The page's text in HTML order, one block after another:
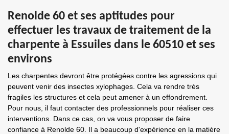
Renolde 60 et ses aptitudes pour
effectuer les travaux de traitement de la
charpente à Essuiles dans le 60510 et ses
environs
Les charpentes devront être protégées contre les agressions qui
peuvent venir des insectes xylophages. Cela va rendre très
fragiles les structures et cela peut amener à un effondrement.
Pour nous, il faut contacter des professionnels pour réaliser ces
interventions. Dans ce cas, on va vous proposer de faire
confiance à Renolde 60. Il a beaucoup d'expérience en la matière